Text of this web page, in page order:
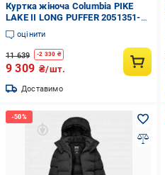
Куртка жіноча Columbia PIKE
LAKE II LONG PUFFER 2051351-
011 р.L чорна
оцінити
11 639 -2 330 ₴
9 309 ₴/шт.
Доставимо